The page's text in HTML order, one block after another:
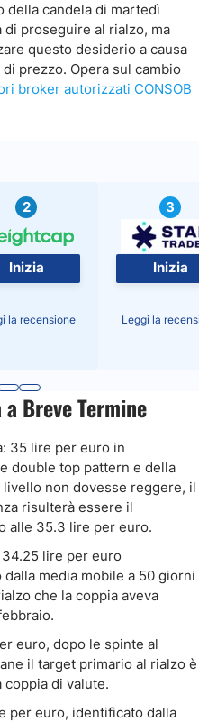
della candela di martedì
proseguire al rialzo, ma
questo desiderio a causa
prezzo. Opera sul cambio
broker autorizzati CONSOB
2
Inizia
la recensione
3
Inizia
Leggi la
Breve Termine
35 lire per euro in
double top pattern e della
livello non dovesse reggere, il
risulterà essere il
alle 35.3 lire per euro.
lire per euro
media mobile a 50 giorni
che la coppia aveva
euro, dopo le spinte al
il target primario al rialzo è
coppia di valute.
per euro, identificato dalla